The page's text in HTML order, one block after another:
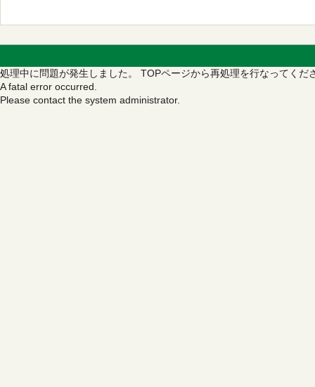
処理中に問題が発生しました。 TOPページから再処理を行なってくだ
A fatal error occurred.
Please contact the system administrator.